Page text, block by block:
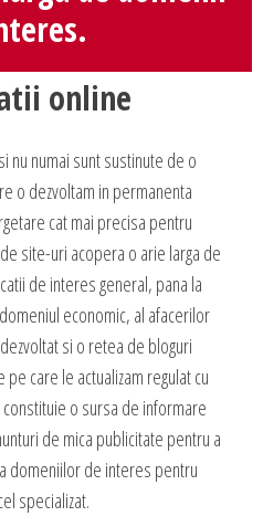
online, ai o idee geniala,
sa o dezvolti,
in care ne-am dezvoltat cot la
de site-uri cu cele mai variate
ceea ce priveste lansarea si
ca, odata ce ne prezinti ideea si
sa sugeram imbunatatiri, sa
scapat, sa cream un plus de
care vii in fata clientilor tai.
online
nu numai sunt sustinute de o
o dezvoltam in permanenta
cat mai precisa pentru
site-uri acopera o arie larga de
de interes general, pana la
economic, al afacerilor
si o retea de bloguri
care le actualizam regulat cu
o sursa de informare
de mica publicitate pentru a
domeniilor de interes pentru
specializat.